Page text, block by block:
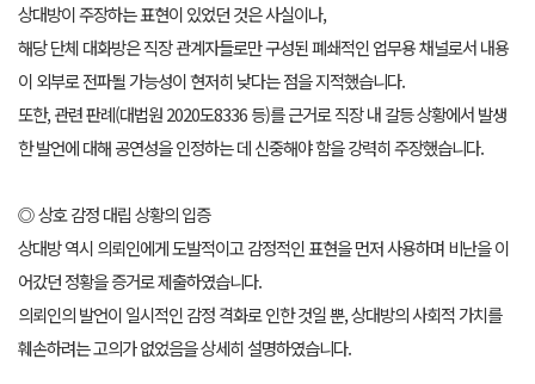
상대방이 주장하는 표현이 있었던 것은 사실이나,
해당 단체 대화방은 직장 관계자들로만 구성된 폐쇄적인 업무용 채널로서 내용
이 외부로 전파될 가능성이 현저히 낮다는 점을 지적했습니다.
또한, 관련 판례(대법원 2020도8336 등)를 근거로 직장 내 갈등 상황에서 발생
한 발언에 대해 공연성을 인정하는 데 신중해야 함을 강력히 주장했습니다.
◎ 상호 감정 대립 상황의 입증
상대방 역시 의뢰인에게 도발적이고 감정적인 표현을 먼저 사용하며 비난을 이
어갔던 정황을 증거로 제출하였습니다.
의뢰인의 발언이 일시적인 감정 격화로 인한 것일 뿐, 상대방의 사회적 가치를
훼손하려는 고의가 없었음을 상세히 설명하였습니다.